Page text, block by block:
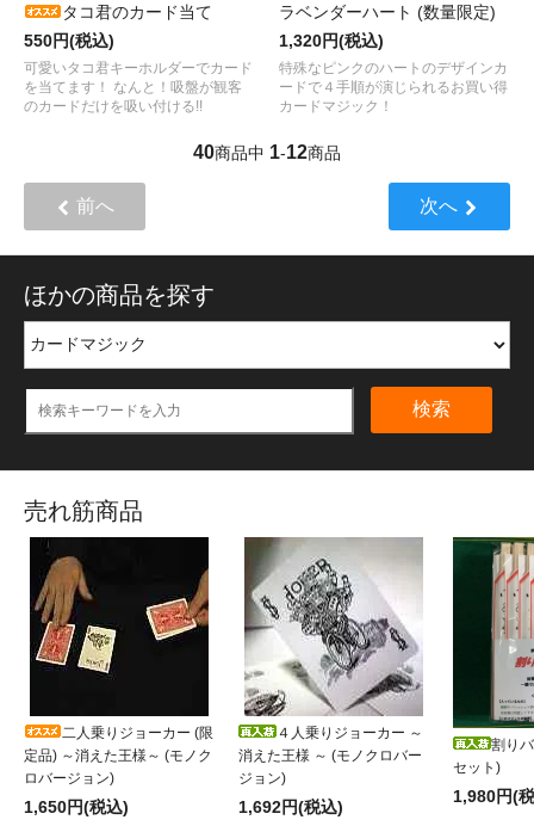
タコ君のカード当て
550円(税込)
可愛いタコ君キーホルダーでカード
を当てます！ なんと！吸盤が観客
のカードだけを吸い付ける!!
ラベンダーハート (数量限定)
1,320円(税込)
特殊なピンクのハートのデザインカ
ードで４手順が演じられるお買い得
カードマジック！
40商品中 1-12商品
前へ 次へ
ほかの商品を探す
検索
売れ筋商品
二人乗りジョーカー (限
定品) ～消えた王様～ (モノク
ロバージョン)
1,650円(税込)
４人乗りジョーカー ～
消えた王様 ～ (モノクロバー
ジョン)
1,692円(税込)
割り
セット)
1,980円(